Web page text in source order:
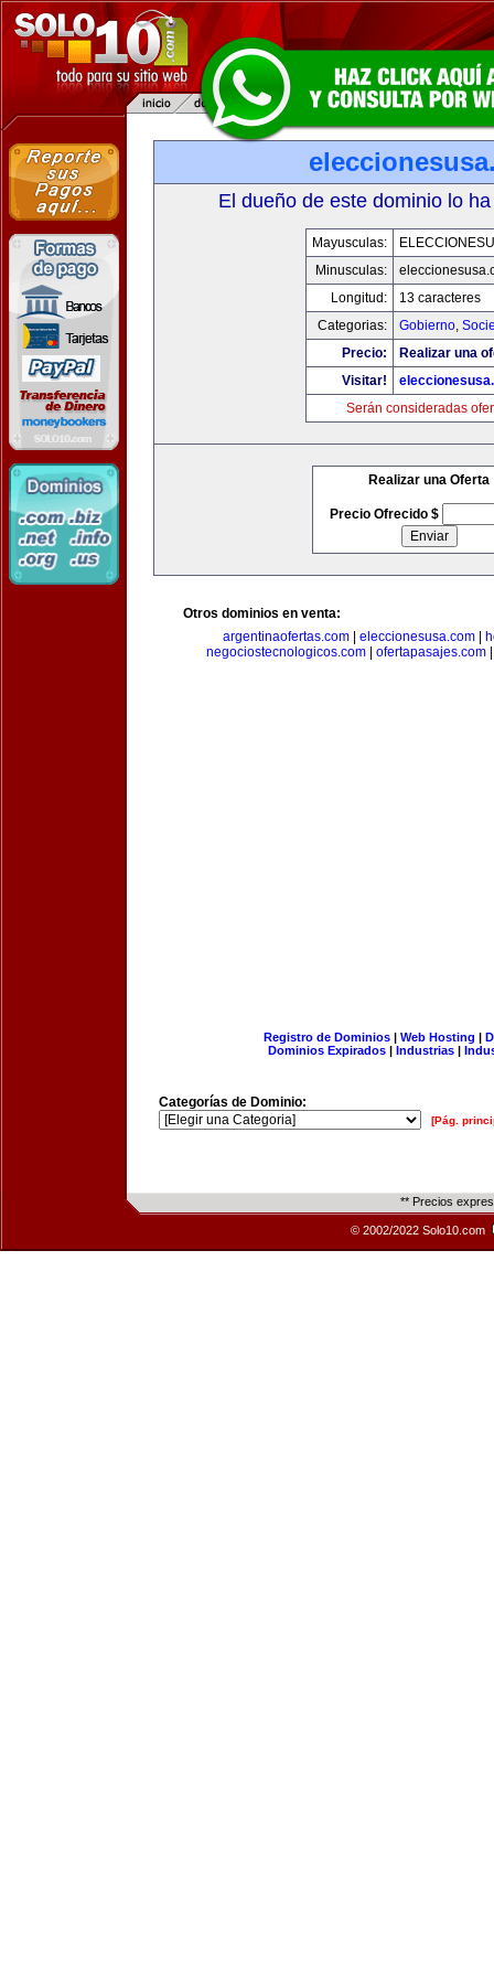
El dueño de este dominio lo
Mayusculas:
Minusculas:
Longitud:
13 caracteres
Categorias:
Gobierno,
Precio:
Realizar una
Visitar!
Serán consideradas
Realizar una Oferta
Precio Ofrecido $
Otros dominios en venta:
argentinaofertas.com| eleccionesusa.com|
negociostecnologicos.com
ofertapasajes.com
Registro de Dominios| Web Hosting |
Dominios Expirados | Industrias |
Categorías de Dominio:
[Pág.
** Precios
© 2002/2022 Solo10.com